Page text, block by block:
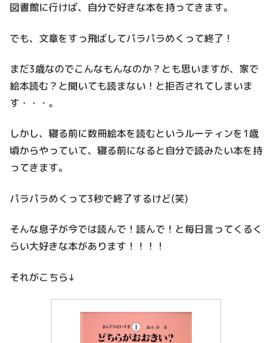
図書館に行けば、自分で好きな本を持ってきます。
でも、文章をすっ飛ばしてパラパラめくって終了！
まだ3歳なのでこんなもんなのか？とも思いますが、家で
絵本読む？と聞いても読まない！と拒否されてしまいま
す・・・。
しかし、寝る前に数冊絵本を読むというルーティンを1歳
頃からやっていて、寝る前になると自分で読みたい本を持
ってきます。
パラパラめくって3秒で終了するけど(笑)
そんな息子が今では読んで！読んで！と毎日言ってくるく
らい大好きな本があります！！！！
それがこちら↓